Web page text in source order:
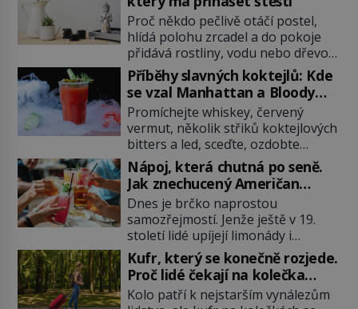
Proč někdo pečlivě otáčí postel,
hlídá polohu zrcadel a do pokoje
přidává rostliny, vodu nebo dřevo?
Feng šuej tvrdí, že domov není jen
soubor zdí a nábytku. Je to prostor,
kterým proudí energie čchi a jeho
uspořádání může ovlivňovat, jak se
v něm člověk cítí. Feng šuej má
kořeny ve staré Číně a jeho historie
[…]
Příběhy slavných koktejlů: Kde
se vzal Manhattan a Bloody
Mary?
Promíchejte whiskey, červený
vermut, několik střiků koktejlových
bitters a led, sceďte, ozdobte
koktejlovou třešinkou a tadá…
Manhattan je tu! A pokud to má být
skutečně on, dejte si pozor, ať
místo klasické americké rye
whiskey či klidně bourbonu
nepoužijete skotskou whisku. Co
se stane? Inu, koktejl bude stále
skvělý, ale už to nebude
Manhattan ale […]
Nápoj, která chutná po seně.
Jak znechucený Američan
vymyslel brčko
Dnes je brčko naprostou
samozřejmostí. Jenže ještě v 19.
století lidé upíjejí limonády i
koktejly dutými stébly žita nebo
žitné slámy. Fungují sice dobře,
mají ale jednu nepříjemnou
vlastnost po chvíli se rozmáčejí a
Kufr, který se konečně rozjede.
Proč lidé čekají na kolečka
téměř pět tisíc let?
Kolo patří k nejstarším vynálezům